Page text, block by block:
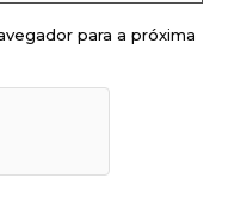
para a próxima